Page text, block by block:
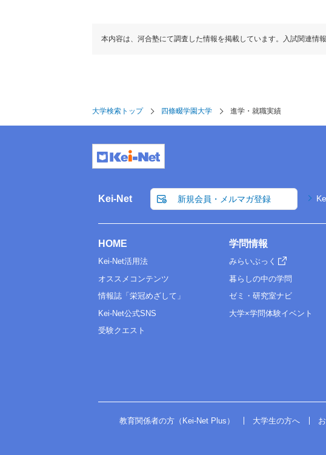
本内容は、河合塾にて調査した情報を掲載しています。入試関連情
大学検索トップ 四條畷学園大学 進学・就職実績
Kei-Net 新規会員・メルマガ登録
HOME
Kei-Net活用法
オススメコンテンツ
情報誌「栄冠めざして」
Kei-Net公式SNS
受験クエスト
学問情報
みらいぶっく
暮らしの中の学問
ゼミ・研究室ナビ
大学×学問体験イベント
教育関係者の方（Kei-Net Plus） 大学生の方へ